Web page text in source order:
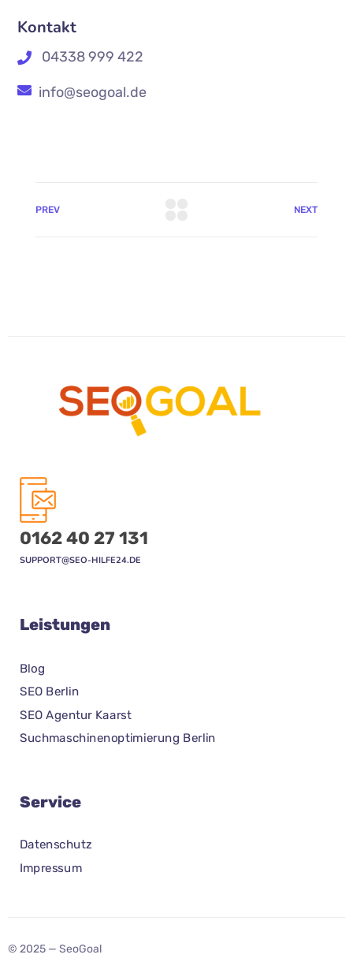
Kontakt
04338 999 422
info@seogoal.de
PREV NEXT
0162 40 27 131
SUPPORT@SEO-HILFE24.DE
Leistungen
Blog
SEO Berlin
SEO Agentur Kaarst
Suchmaschinenoptimierung Berlin
Service
Datenschutz
Impressum
© 2025 — SeoGoal